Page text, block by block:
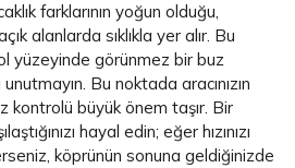
farklarının yoğun olduğu,
alanlarda sıklıkla yer alır. Bu
yüzeyinde görünmez bir buz
Bu noktada aracınızın
kontrolü büyük önem taşır. Bir
hayal edin; eğer hızınızı
köprünün sonuna geldiğinizde